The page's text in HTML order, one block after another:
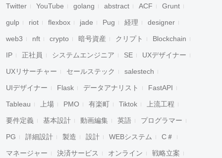
Twitter YouTube golang abstract ACF Grunt
gulp riot flexbox jade Pug 経理 designer
web3 nft crypto 暗号資産 クリプト Blockchain
IP 正社員 システムエンジニア SE UXデザイナー
UXリサーチャー セールステック salestech
UIデザイナー Flask データアナリスト FastAPI
Tableau 上場 PMO 有楽町 Tiktok 上流工程
要件定義 基本設計 動画編集 英語 プログラマー
PG 詳細設計 製造 設計 WEBシステム C＃
マネージャー 決済サービス オンライン 戦略立案